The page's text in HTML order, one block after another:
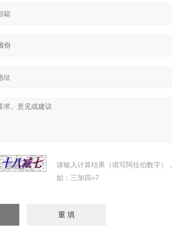
请输入计算结果（填写阿拉伯数字），
如：三加四=7